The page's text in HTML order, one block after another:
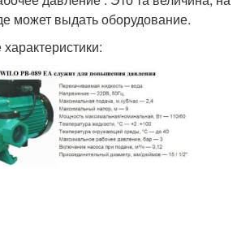
может выдать оборудование.